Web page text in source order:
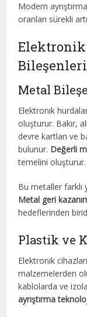
Modern
oranları sürekli
Elektronik
Bileşenleri
Metal
Elektronik
oluşturur. Bakır,
devre kartları ve
bulunur. Değerli
temelini oluşturur.
Bu metaller farklı
Metal geri
hedeflerinden
Plastik ve
Elektronik
malzemelerden
kablolarda ve
ayrıştırma